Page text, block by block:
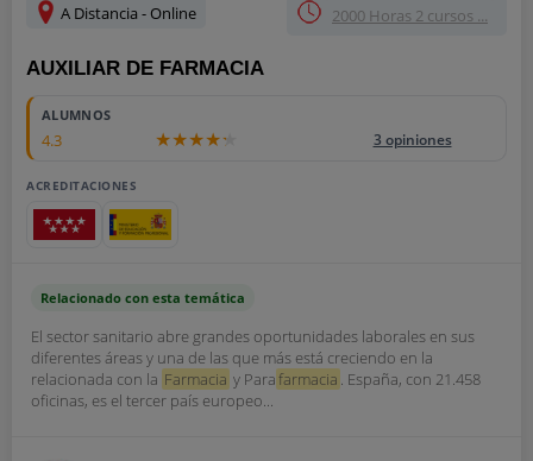
A Distancia - Online 2000 Horas 2 cursos ...
AUXILIAR DE FARMACIA
ALUMNOS
4.3 3 opiniones
ACREDITACIONES
Relacionado con esta temática
El sector sanitario abre grandes oportunidades laborales en sus
diferentes áreas y una de las que más está creciendo en la
relacionada con la Farmacia y Parafarmacia . España, con 21.458
oficinas, es el tercer país europeo...